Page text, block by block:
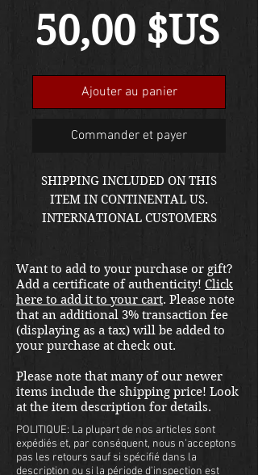
50,00 $US
Ajouter au panier
Commander et payer
SHIPPING INCLUDED ON THIS
ITEM IN CONTINENTAL US.
INTERNATIONAL CUSTOMERS
M FOR SHIPPING ADJUSTMENT
QUOTE. ITEM LOCATED IN
KIRKLAND SHOWROOM.
Want to add to your purchase or gift?
Add a certificate of authenticity! Click
here to add it to your cart. Please note
that an additional 3% transaction fee
(displaying as a tax) will be added to
your purchase at check out.
Please note that many of our newer
items include the shipping price! Look
at the item description for details.
POLITIQUE: La plupart de nos articles sont
expédiés et, par conséquent, nous n'acceptons
pas les retours sauf si spécifié dans la
description ou si la période d'inspection est